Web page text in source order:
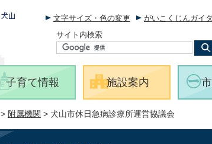
文字サイズ・色の変更 がいこくじんガイ
サイト内検索
子育て情報 施設案内
> 附属機関 > 犬山市休日急病診療所運営協議会